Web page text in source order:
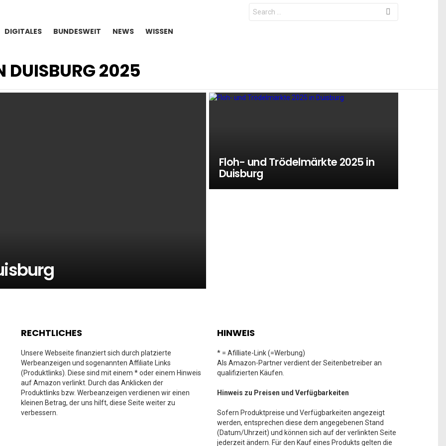
Search
for:
DIGITALES BUNDESWEIT NEWS WISSEN
DUISBURG 2025
Floh- und Trödelmärkte 2025 in
Duisburg
RECHTLICHES
Unsere Webseite finanziert sich durch platzierte
Werbeanzeigen und sogenannten Affiliate Links
(Produktlinks). Diese sind mit einem * oder einem Hinweis
auf Amazon verlinkt. Durch das Anklicken der
Produktlinks bzw. Werbeanzeigen verdienen wir einen
kleinen Betrag, der uns hilft, diese Seite weiter zu
verbessern.
HINWEIS
* = Afilliate-Link (=Werbung)
Als Amazon-Partner verdient der Seitenbetreiber an
qualifizierten Käufen.
Hinweis zu Preisen und Verfügbarkeiten
Sofern Produktpreise und Verfügbarkeiten angezeigt
werden, entsprechen diese dem angegebenen Stand
(Datum/Uhrzeit) und können sich auf der verlinkten Seite
jederzeit ändern. Für den Kauf eines Produkts gelten die